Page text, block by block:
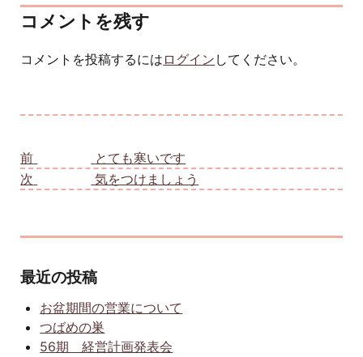
コメントを残す
コメントを投稿するには ログイン してください。
前
とても寒いです
次
気をつけましょう
最近の投稿
お盆期間の営業について
つばめの巣
56期 経営計画発表会